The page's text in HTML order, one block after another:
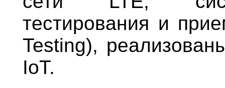
тестирования и
Testing),
IoT.